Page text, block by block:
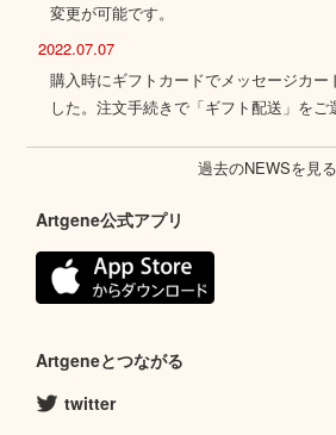
変更が可能です。
2022.07.07
購入時にギフトカードでメッセージカー
した。注文手続きで「ギフト配送」をご
過去のNEWSを見る
Artgene公式アプリ
Artgeneとつながる
twitter